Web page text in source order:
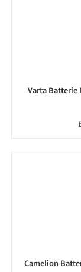
Varta Batterie
Camelion